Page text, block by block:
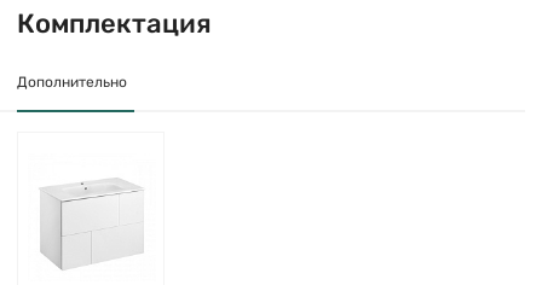
Комплектация
Дополнительно